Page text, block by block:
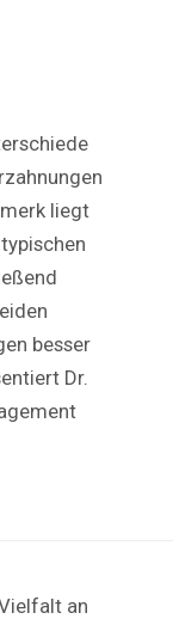
liegt
besser
Dr.
an